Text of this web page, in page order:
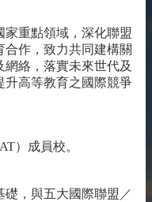
重點領域，深化聯盟
作，致力共同建構關
絡，落實未來世代及
升高等教育之國際競爭
）成員校。
礎，與五大國際聯盟／